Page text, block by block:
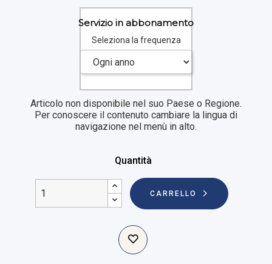
Servizio in abbonamento
Seleziona la frequenza
Articolo non disponibile nel suo Paese o Regione.
Per conoscere il contenuto cambiare la lingua di
navigazione nel menù in alto.
Quantità
CARRELLO